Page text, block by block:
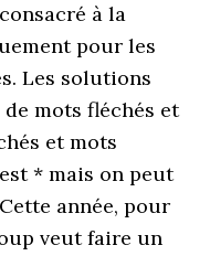
à la
pour les
Les solutions
de mots fléchés et
et mots
* mais on peut
année, pour
veut faire un